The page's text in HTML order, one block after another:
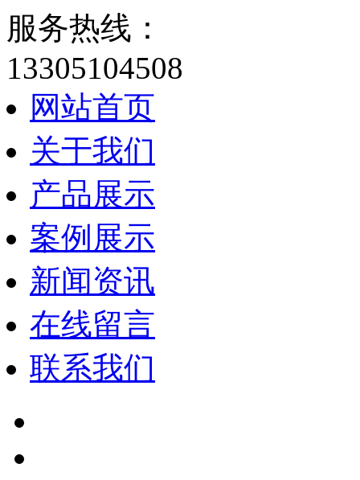
服务热线：
13305104508
网站首页
关于我们
产品展示
案例展示
新闻资讯
在线留言
联系我们